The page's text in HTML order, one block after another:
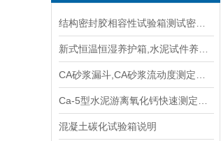
混凝土碳化试验箱说明